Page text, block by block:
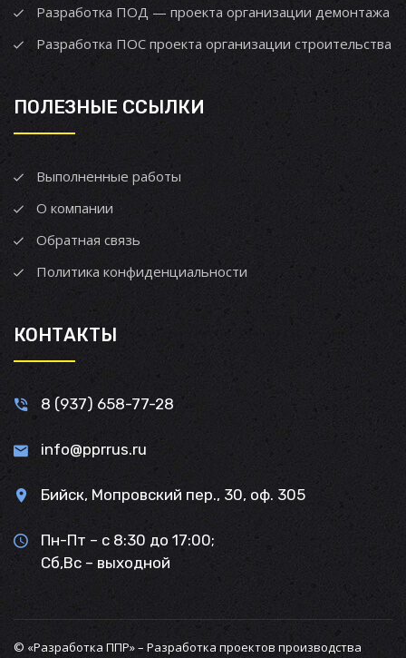
Разработка ПОД — проекта организации демонтажа
Разработка ПОС проекта организации строительства
ПОЛЕЗНЫЕ ССЫЛКИ
Выполненные работы
О компании
Обратная связь
Политика конфиденциальности
КОНТАКТЫ
8 (937) 658-77-28
info@pprrus.ru
Бийск, Мопровский пер., 30, оф. 305
Пн-Пт – с 8:30 до 17:00;
Сб,Вс – выходной
© «Разработка ППР» – Разработка проектов производства